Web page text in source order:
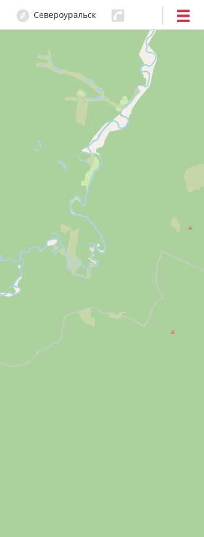
Североуральск